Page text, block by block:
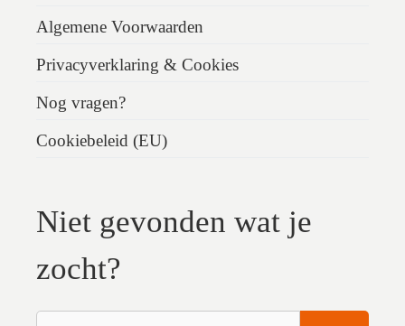
Algemene Voorwaarden
Privacyverklaring & Cookies
Nog vragen?
Cookiebeleid (EU)
Niet gevonden wat je
zocht?